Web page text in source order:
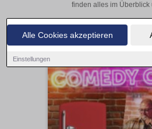
Alle Cookies akzeptieren
Einstellungen
finden alles im Überblick